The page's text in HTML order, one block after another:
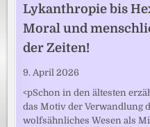
Lykanthropie bis
Moral und
der Zeiten!
9. April 2026
<pSchon in den ältesten
das Motiv der Verwandlung
wolfsähnliches Wesen als